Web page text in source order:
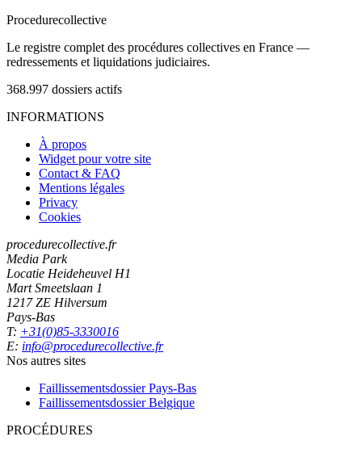
Procedurecollective
Le registre complet des procédures collectives en France —
redressements et liquidations judiciaires.
368.997 dossiers actifs
INFORMATIONS
À propos
Widget pour votre site
Contact & FAQ
Mentions légales
Privacy
Cookies
procedurecollective.fr
Media Park
Locatie Heideheuvel H1
Mart Smeetslaan 1
1217 ZE Hilversum
Pays-Bas
T: +31(0)85-3330016
E: info@procedurecollective.fr
Nos autres sites
Faillissementsdossier Pays-Bas
Faillissementsdossier Belgique
PROCÉDURES